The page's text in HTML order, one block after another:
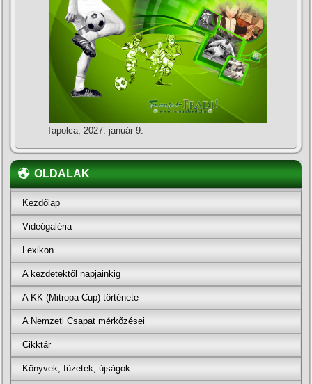
Tapolca, 2027. január 9.
OLDALAK
Kezdőlap
Videógaléria
Lexikon
A kezdetektől napjainkig
A KK (Mitropa Cup) története
A Nemzeti Csapat mérkőzései
Cikktár
Könyvek, füzetek, újságok